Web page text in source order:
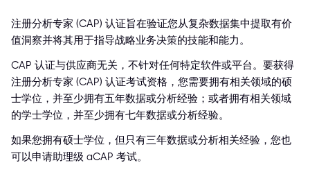
注册分析专家 (CAP) 认证旨在验证您从复杂数据集中提取有价
值洞察并将其用于指导战略业务决策的技能和能力。
CAP 认证与供应商无关，不针对任何特定软件或平台。要获得
注册分析专家 (CAP) 认证考试资格，您需要拥有相关领域的硕
士学位，并至少拥有五年数据或分析经验；或者拥有相关领域
的学士学位，并至少拥有七年数据或分析经验。
如果您拥有硕士学位，但只有三年数据或分析相关经验，您也
可以申请助理级 aCAP 考试。